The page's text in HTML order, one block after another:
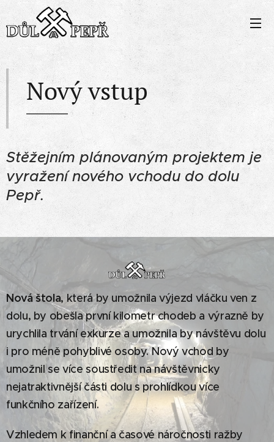
Nový vstup
Stěžejním plánovaným projektem je
vyražení nového vchodu do dolu
Pepř.
Nová štola, která by umožnila výjezd vláčku ven z
dolu, by obešla první kilometr chodeb a výrazně by
urychlila trvání exkurze a umožnila by návštěvu dolu
i pro méně pohyblivé osoby. Nový vchod by
umožnil se více soustředit na návštěvnicky
nejatraktivnější části dolu s prohlídkou více
funkčního zařízení.
Vzhledem k finanční a časové náročnosti ražby